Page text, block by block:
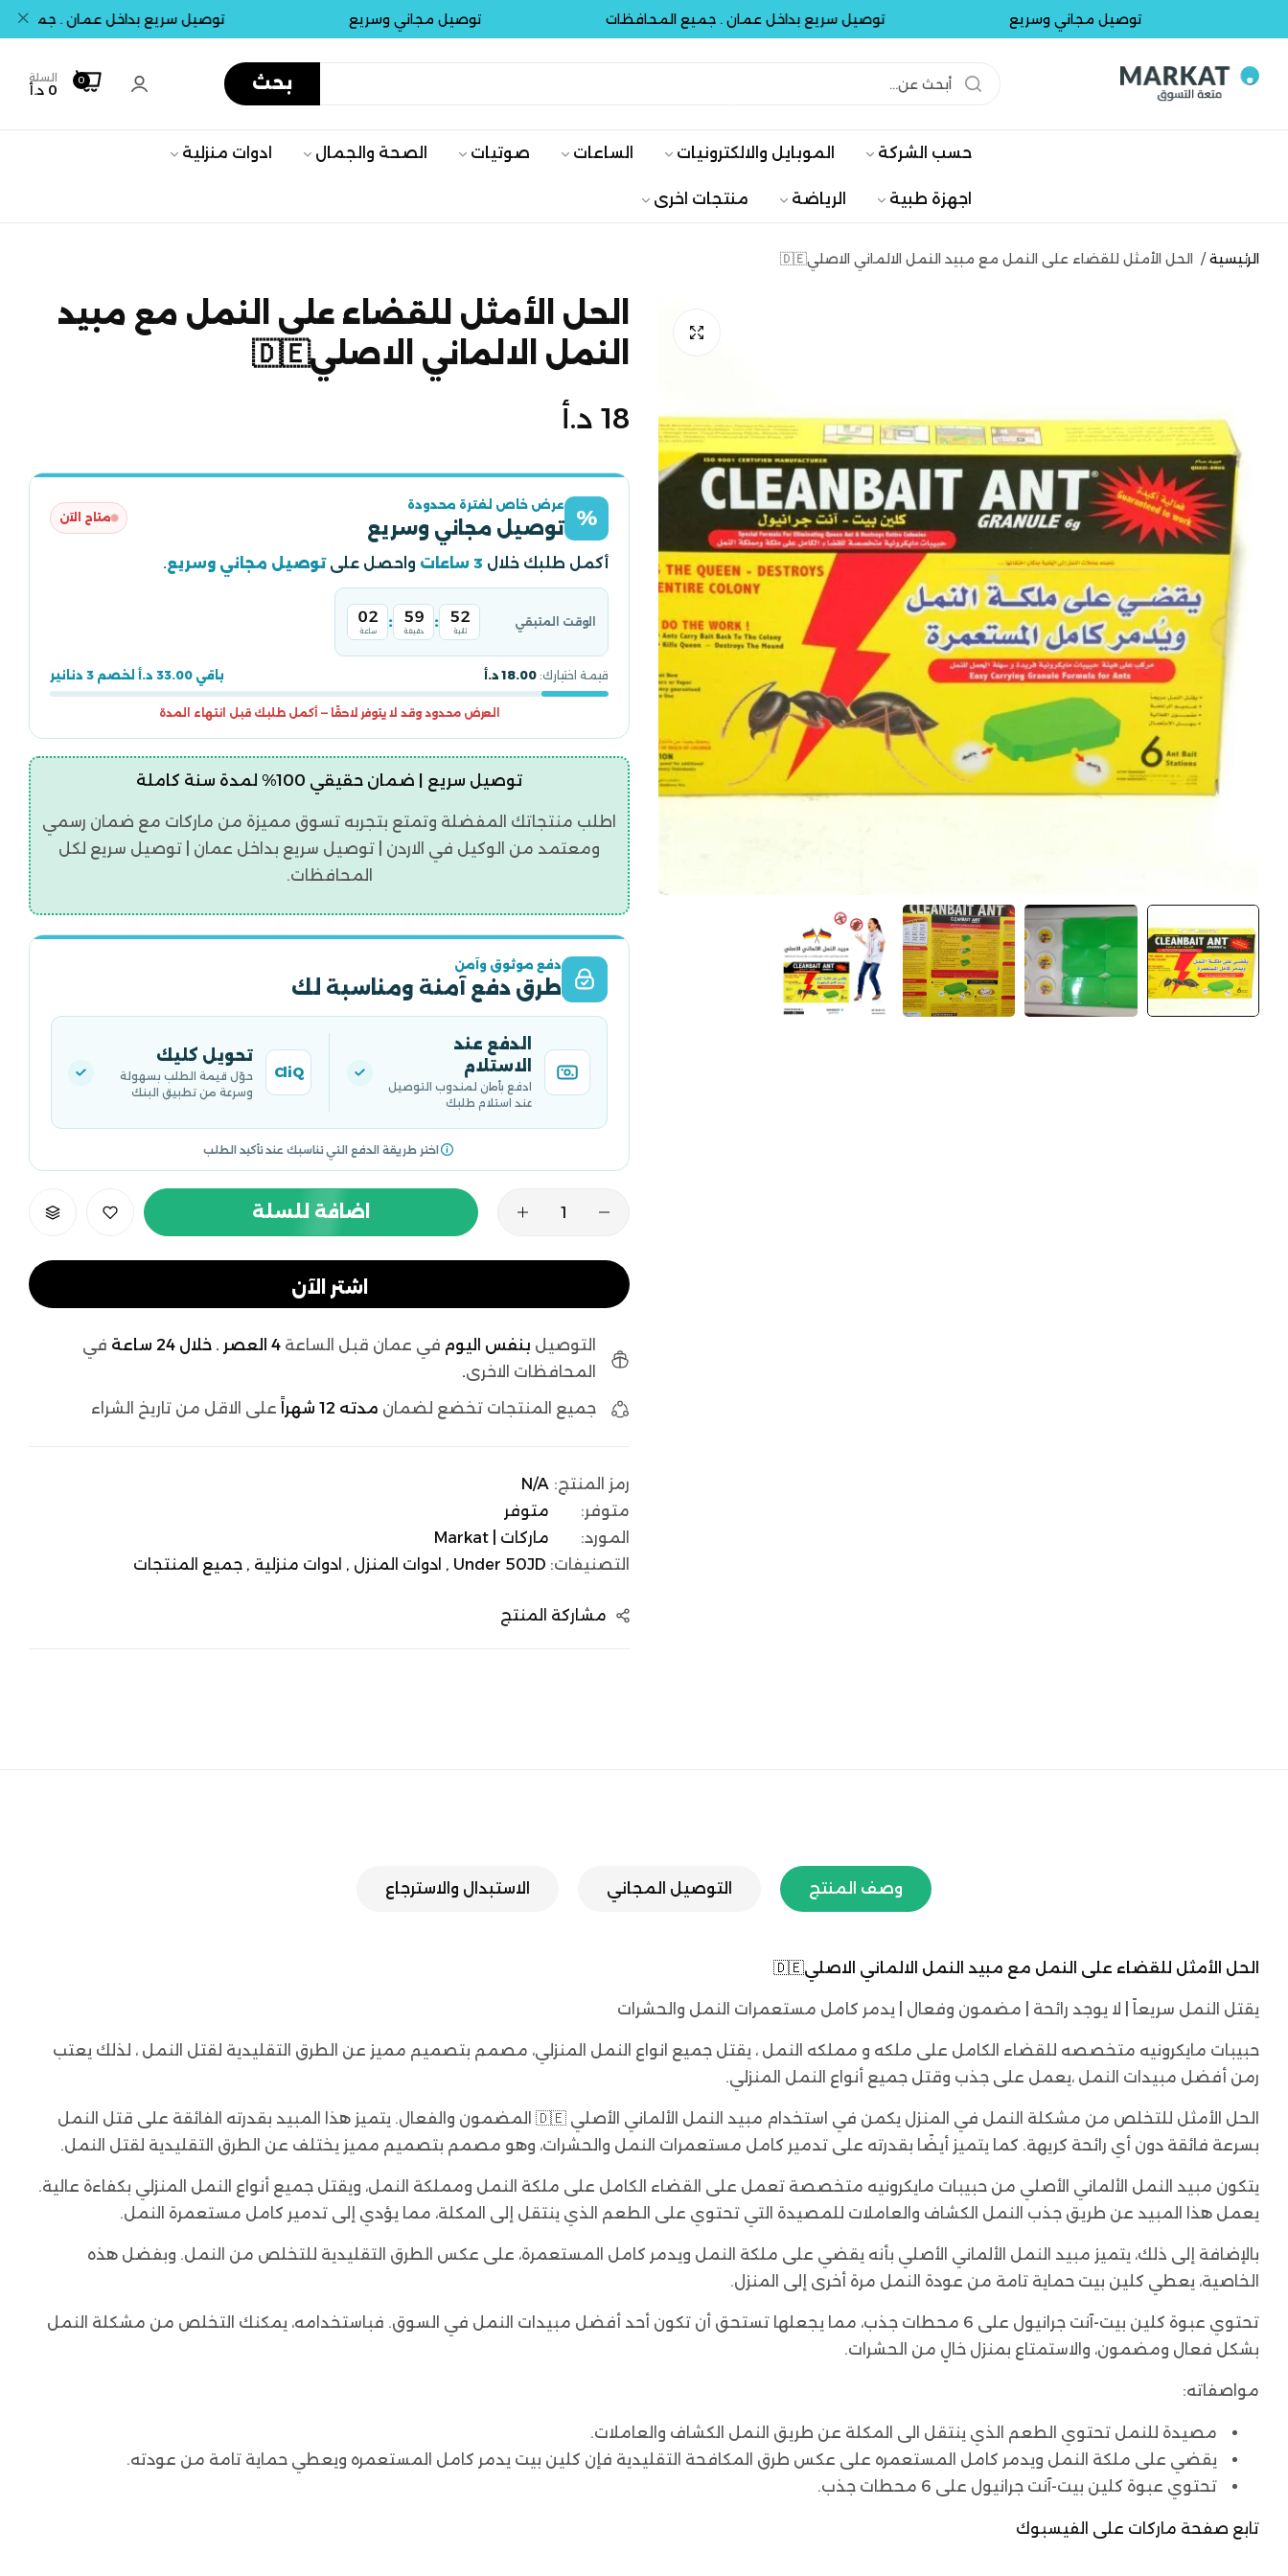
توصيل مجاني وسريع توصيل سريع بداخل عمان . جميع المحافظات توصيل مجاني وسريع توصيل سريع بداخل عمان . جميع
بحث السلة
0 د.أ
0
حسب الشركة الموبايل والالكترونيات الساعات صوتيات الصحة والجمال ادوات منزلية
اجهزة طبية الرياضة منتجات اخرى
الرئيسية / الحل الأمثل للقضاء على النمل مع مبيد النمل الالماني الاصلي🇩🇪
الحل الأمثل للقضاء على النمل مع مبيد
النمل الالماني الاصلي🇩🇪
السعر
الأصلي
18 د.أ
%
عرض خاص لفترة محدودة
توصيل مجاني وسريع متاح الآن
أكمل طلبك خلال 3 ساعات واحصل علىتوصيل مجاني وسريع.
الوقت المتبقي 02
ساعة
: 59
دقيقة
: 52
ثانية
قيمة اختيارك: 18.00 د.أ باقي 33.00 د.أ لخصم 3 دنانير
العرض محدود وقد لا يتوفر لاحقًا — أكمل طلبك قبل انتهاء المدة
توصيل سريع | ضمان حقيقي 100% لمدة سنة كاملة
اطلب منتجاتك المفضلة وتمتع بتجربه تسوق مميزة من ماركات مع ضمان رسمي
ومعتمد من الوكيل في الاردن | توصيل سريع بداخل عمان | توصيل سريع لكل
المحافظات.
دفع موثوق وآمن
طرق دفع آمنة ومناسبة لك
الدفع عند
الاستلام
ادفع بأمان لمندوب التوصيل
عند استلام طلبك
CliQ
تحويل كليك
حوّل قيمة الطلب بسهولة
وسرعة من تطبيق البنك
اختر طريقة الدفع التي تناسبك عند تأكيد الطلب
اضافة للسلة
اشتر الآن
التوصيل بنفس اليوم في عمان قبل الساعة
في
المحافظات الاخرى.
جميع المنتجات تخضع لضمان مدته 12 شهراً على الاقل من تاريخ الشراء
رمز المنتج: N/A
متوفر:
متوفر
المورد:
ماركات | Markat
التصنيفات: Under 50JD , ادوات المنزل , ادوات منزلية , جميع المنتجات
مشاركة المنتج
وصف المنتج التوصيل المجاني الاستبدال والاسترجاع
الحل الأمثل للقضاء على النمل مع مبيد النمل الالماني الاصلي🇩🇪
يقتل النمل سريعاً | لا يوجد رائحة | مضمون وفعال | يدمر كامل مستعمرات النمل والحشرات
حبيبات مايكرونيه متخصصه للقضاء الكامل على ملكه و مملكه النمل ، يقتل جميع انواع النمل المنزلي، مصمم بتصميم مميز عن الطرق التقليدية لقتل النمل ، لذلك يعتب
رمن أفضل مبيدات النمل ،يعمل على جذب وقتل جميع أنواع النمل المنزلي.
الحل الأمثل للتخلص من مشكلة النمل في المنزل يكمن في استخدام مبيد النمل الألماني الأصلي 🇩🇪 المضمون والفعال. يتميز هذا المبيد بقدرته الفائقة على قتل النمل
بسرعة فائقة دون أي رائحة كريهة. كما يتميز أيضًا بقدرته على تدمير كامل مستعمرات النمل والحشرات، وهو مصمم بتصميم مميز يختلف عن الطرق التقليدية لقتل النمل.
يتكون مبيد النمل الألماني الأصلي من حبيبات مايكرونيه متخصصة تعمل على القضاء الكامل على ملكة النمل ومملكة النمل، ويقتل جميع أنواع النمل المنزلي بكفاءة عالية.
يعمل هذا المبيد عن طريق جذب النمل الكشاف والعاملات للمصيدة التي تحتوي على الطعم الذي ينتقل إلى المكلة، مما يؤدي إلى تدمير كامل مستعمرة النمل.
بالإضافة إلى ذلك، يتميز مبيد النمل الألماني الأصلي بأنه يقضي على ملكة النمل ويدمر كامل المستعمرة، على عكس الطرق التقليدية للتخلص من النمل. وبفضل هذه
الخاصية، يعطي كلين بيت حماية تامة من عودة النمل مرة أخرى إلى المنزل.
تحتوي عبوة كلين بيت-آنت جرانيول على 6 محطات جذب، مما يجعلها تستحق أن تكون أحد أفضل مبيدات النمل في السوق. فباستخدامه، يمكنك التخلص من مشكلة النمل
بشكل فعال ومضمون، والاستمتاع بمنزل خالٍ من الحشرات.
مواصفاته:
مصيدة للنمل تحتوي الطعم الذي ينتقل الى المكلة عن طريق النمل الكشاف والعاملات.
يقضي على ملكة النمل ويدمر كامل المستعمره على عكس طرق المكافحة التقليدية فإن كلين بيت يدمر كامل المستعمره ويعطي حماية تامة من عودته.
تحتوي عبوة كلين بيت-آنت جرانيول على 6 محطات جذب.
تابع صفحة ماركات على الفيسبوك